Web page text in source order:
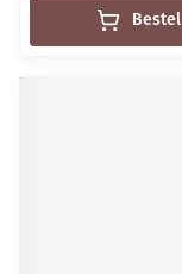
Bestel